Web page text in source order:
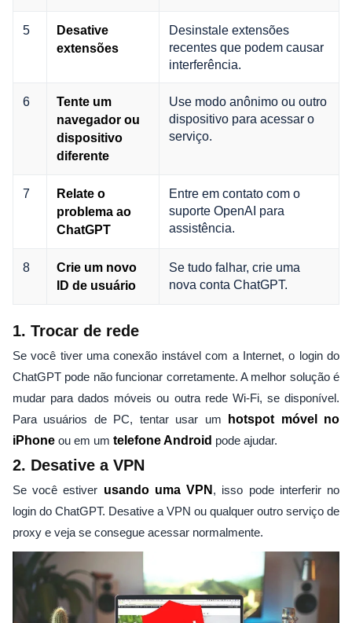
5
Desative
extensões
Desinstale extensões
recentes que podem causar
interferência.
6
Tente um
navegador ou
dispositivo
diferente
Use modo anônimo ou outro
dispositivo para acessar o
serviço.
7
Relate o
problema ao
ChatGPT
Entre em contato com o
suporte OpenAI para
assistência.
8
Crie um novo
ID de usuário
Se tudo falhar, crie uma
nova conta ChatGPT.
1. Trocar de rede
Se você tiver uma conexão instável com a Internet, o login do
ChatGPT pode não funcionar corretamente. A melhor solução é
mudar para dados móveis ou outra rede Wi-Fi, se disponível.
Para usuários de PC, tentar usar um
hotspot móvel no
iPhone ou em um telefone Android pode ajudar.
2. Desative a VPN
Se você estiver usando uma VPN , isso pode interferir no
login do ChatGPT. Desative a VPN ou qualquer outro serviço de
proxy e veja se consegue acessar normalmente.